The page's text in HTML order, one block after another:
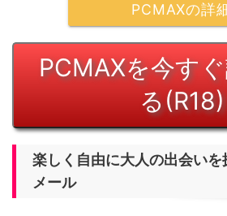
PCMAXの詳
PCMAXを今す
る(R18)
楽しく自由に大人の出会いを
メール